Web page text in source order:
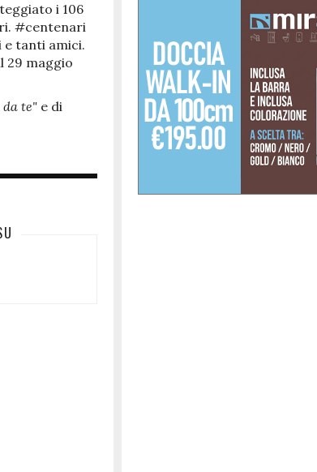
i 106
#centenari
e tanti amici.
29 maggio
te" e di